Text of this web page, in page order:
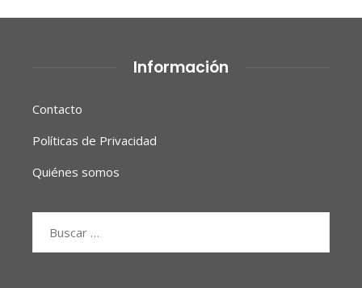
Información
Contacto
Políticas de Privacidad
Quiénes somos